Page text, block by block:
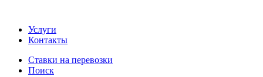
Услуги
Контакты
Ставки на перевозки
Поиск